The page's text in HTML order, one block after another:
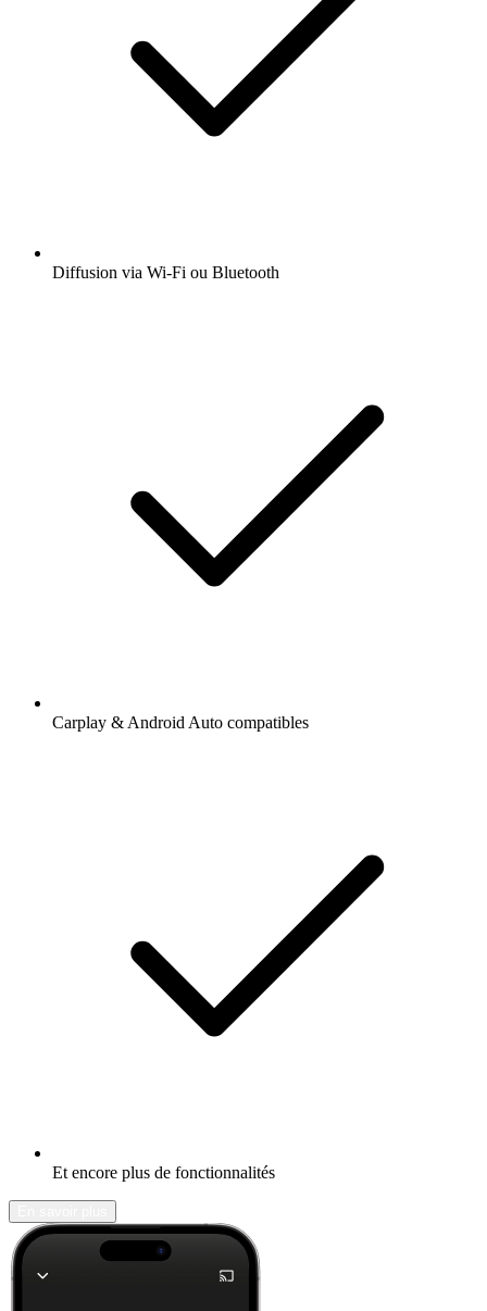
Diffusion via Wi-Fi ou Bluetooth
Carplay & Android Auto compatibles
Et encore plus de fonctionnalités